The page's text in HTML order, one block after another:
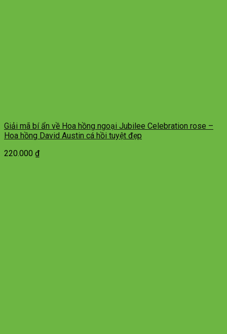
Giải mã bí ẩn về Hoa hồng ngoại Jubilee Celebration rose –
Hoa hồng David Austin cá hồi tuyệt đẹp
220.000 ₫